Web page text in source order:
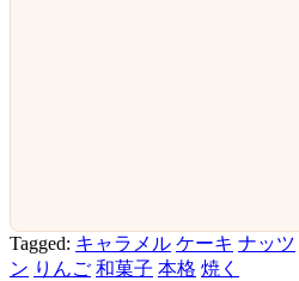
Tagged: キャラメル ケーキ ナッツ
ン りんご 和菓子 本格 焼く